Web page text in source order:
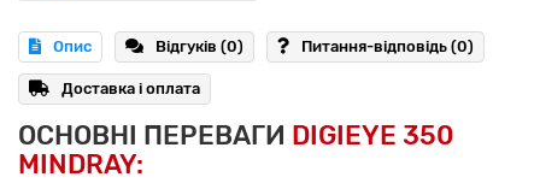
Опис Відгуків (0) Питання-відповідь (0)
Доставка і оплата
ОСНОВНІ ПЕРЕВАГИ DIGIEYE 350
MINDRAY: